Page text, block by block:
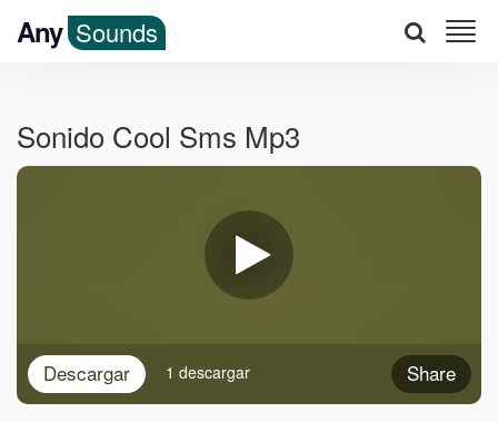
Any Sounds
Sonido Cool Sms Mp3
Descargar Share
1 descargar